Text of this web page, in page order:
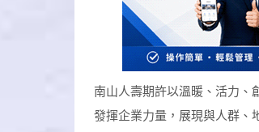
南山人壽期許以溫暖、活力、
發揮企業力量，展現與人群、